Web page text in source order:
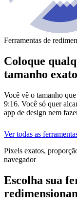
Ferramentas de
Coloque
tamanho exato
Você vê o tamanho
9:16. Você só quer
app de design nem
Ver todas as
Pixels exatos,
navegador
Escolha sua